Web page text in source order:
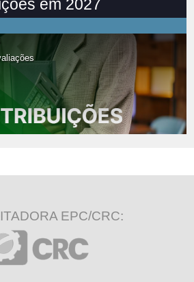
em 2027
EPC/CRC: